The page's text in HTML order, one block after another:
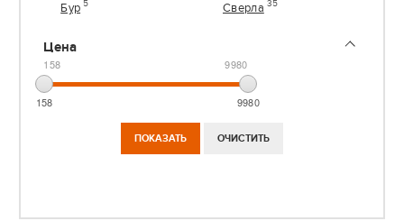
Бур 5 Сверла 35
Цена
158 9980
158 9980